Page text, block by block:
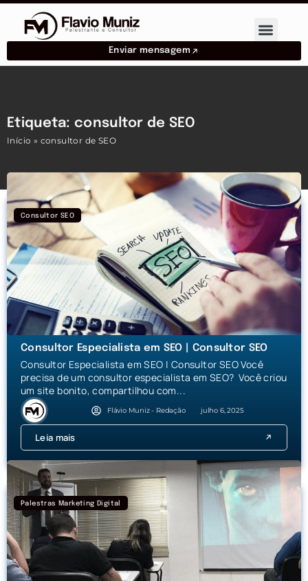
Enviar mensagem
Etiqueta: consultor de SEO
Início » consultor de SEO
Consultor SEO
Consultor Especialista em SEO | Consultor SEO
Consultor Especialista em SEO | Consultor SEO Você
precisa de um consultor especialista em SEO? Você criou
um site bonito, compartilhou com...
Flávio Muniz - Redação julho 6, 2025
Leia mais
Palestras Marketing Digital